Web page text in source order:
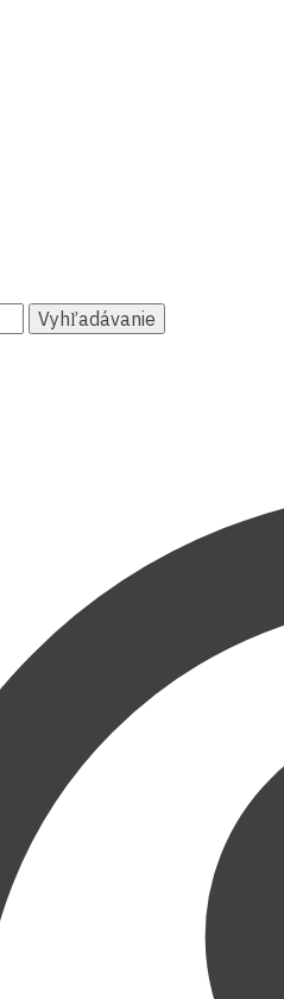
Vyhľadávanie